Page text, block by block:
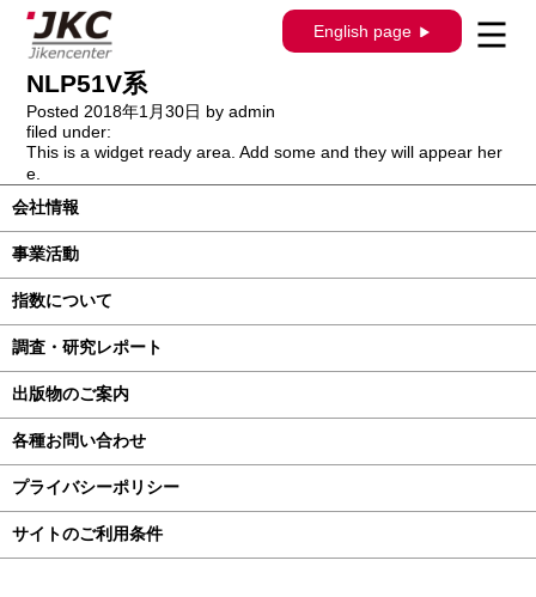
English page
構造調査シリーズ / J-311 / トヨタ プロボ
ックス NCP50V､51V､55V､58G､59G､
NLP51V系
Posted 2018年1月30日 by admin
filed under:
This is a widget ready area. Add some and they will appear her
e.
会社情報
事業活動
指数について
調査・研究レポート
出版物のご案内
各種お問い合わせ
プライバシーポリシー
サイトのご利用条件